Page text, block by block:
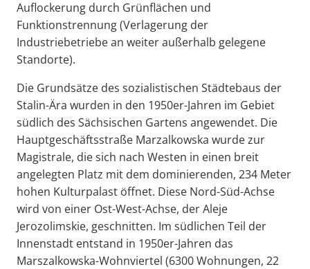
Auflockerung durch Grünflächen und
Funktionstrennung (Verlagerung der
Industriebetriebe an weiter außerhalb gelegene
Standorte).
Die Grundsätze des sozialistischen Städtebaus der
Stalin-Ära wurden in den 1950er-Jahren im Gebiet
südlich des Sächsischen Gartens angewendet. Die
Hauptgeschäftsstraße Marzalkowska wurde zur
Magistrale, die sich nach Westen in einen breit
angelegten Platz mit dem dominierenden, 234 Meter
hohen Kulturpalast öffnet. Diese Nord-Süd-Achse
wird von einer Ost-West-Achse, der Aleje
Jerozolimskie, geschnitten. Im südlichen Teil der
Innenstadt entstand in 1950er-Jahren das
Marszalkowska-Wohnviertel (6300 Wohnungen, 22